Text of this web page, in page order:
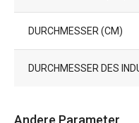
DURCHMESSER (CM)
DURCHMESSER DES
Andere Parameter